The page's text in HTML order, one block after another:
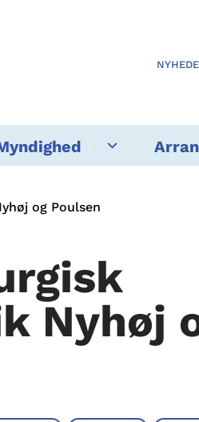
og Poulsen
Nyhøj